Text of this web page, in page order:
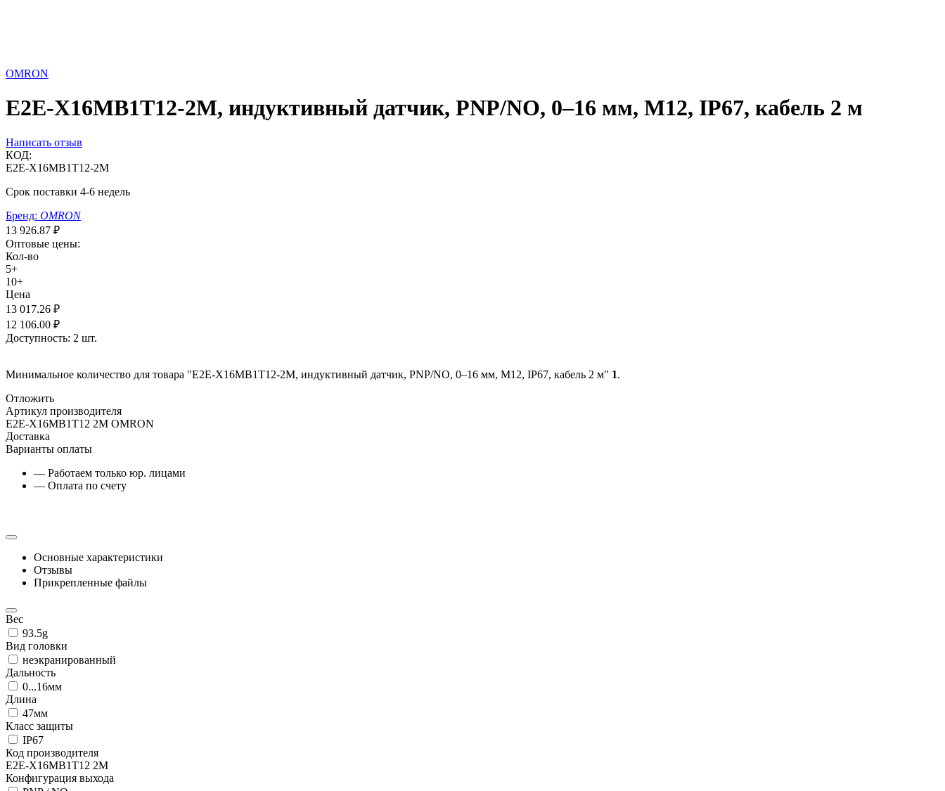
OMRON
E2E-X16MB1T12-2M, индуктивный датчик, PNP/NO, 0–16 мм, М12, IP67, кабель 2 м
Написать отзыв
КОД:
E2E-X16MB1T12-2M
Срок поставки 4-6 недель
Бренд: OMRON
13 926.87 ₽
Оптовые цены:
Кол-во
5+
10+
Цена
13 017.26 ₽
12 106.00 ₽
Доступность: 2 шт.
Минимальное количество для товара "E2E-X16MB1T12-2M, индуктивный датчик, PNP/NO, 0–16 мм, М12, IP67, кабель 2 м" 1.
Отложить
Артикул производителя
E2E-X16MB1T12 2M OMRON
Доставка
Варианты оплаты
— Работаем только юр. лицами
— Оплата по счету
Основные характеристики
Отзывы
Прикрепленные файлы
Вес
93.5g
Вид головки
неэкранированный
Дальность
0...16мм
Длина
47мм
Класс защиты
IP67
Код производителя
E2E-X16MB1T12 2M
Конфигурация выхода